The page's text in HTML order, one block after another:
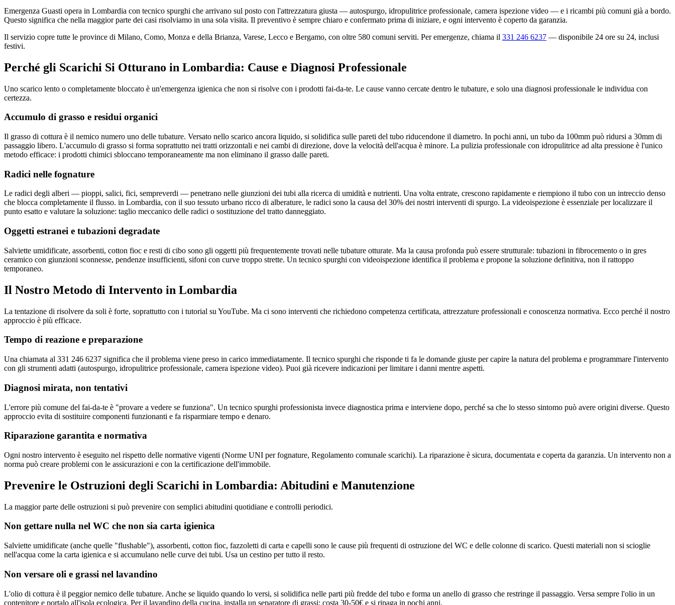
Emergenza Guasti opera in Lombardia con tecnico spurghi che arrivano sul posto con l'attrezzatura giusta — autospurgo, idropulitrice professionale, camera ispezione video — e i ricambi più comuni già a bordo.
Questo significa che nella maggior parte dei casi risolviamo in una sola visita. Il preventivo è sempre chiaro e confermato prima di iniziare, e ogni intervento è coperto da garanzia.
Il servizio copre tutte le province di Milano, Como, Monza e della Brianza, Varese, Lecco e Bergamo, con oltre 580 comuni serviti. Per emergenze, chiama il 331 246 6237 — disponibile 24 ore su 24, inclusi
festivi.
Perché gli Scarichi Si Otturano in Lombardia: Cause e Diagnosi Professionale
Uno scarico lento o completamente bloccato è un'emergenza igienica che non si risolve con i prodotti fai-da-te. Le cause vanno cercate dentro le tubature, e solo una diagnosi professionale le individua con
certezza.
Accumulo di grasso e residui organici
Il grasso di cottura è il nemico numero uno delle tubature. Versato nello scarico ancora liquido, si solidifica sulle pareti del tubo riducendone il diametro. In pochi anni, un tubo da 100mm può ridursi a 30mm di
passaggio libero. L'accumulo di grasso si forma soprattutto nei tratti orizzontali e nei cambi di direzione, dove la velocità dell'acqua è minore. La pulizia professionale con idropulitrice ad alta pressione è l'unico
metodo efficace: i prodotti chimici sbloccano temporaneamente ma non eliminano il grasso dalle pareti.
Radici nelle fognature
Le radici degli alberi — pioppi, salici, fici, sempreverdi — penetrano nelle giunzioni dei tubi alla ricerca di umidità e nutrienti. Una volta entrate, crescono rapidamente e riempiono il tubo con un intreccio denso
che blocca completamente il flusso. in Lombardia, con il suo tessuto urbano ricco di alberature, le radici sono la causa del 30% dei nostri interventi di spurgo. La videoispezione è essenziale per localizzare il
punto esatto e valutare la soluzione: taglio meccanico delle radici o sostituzione del tratto danneggiato.
Oggetti estranei e tubazioni degradate
Salviette umidificate, assorbenti, cotton fioc e resti di cibo sono gli oggetti più frequentemente trovati nelle tubature otturate. Ma la causa profonda può essere strutturale: tubazioni in fibrocemento o in gres
ceramico con giunzioni sconnesse, pendenze insufficienti, sifoni con curve troppo strette. Un tecnico spurghi con videoispezione identifica il problema e propone la soluzione definitiva, non il rattoppo
temporaneo.
Il Nostro Metodo di Intervento in Lombardia
La tentazione di risolvere da soli è forte, soprattutto con i tutorial su YouTube. Ma ci sono interventi che richiedono competenza certificata, attrezzature professionali e conoscenza normativa. Ecco perché il nostro
approccio è più efficace.
Tempo di reazione e preparazione
Una chiamata al 331 246 6237 significa che il problema viene preso in carico immediatamente. Il tecnico spurghi che risponde ti fa le domande giuste per capire la natura del problema e programmare l'intervento
con gli strumenti adatti (autospurgo, idropulitrice professionale, camera ispezione video). Puoi già ricevere indicazioni per limitare i danni mentre aspetti.
Diagnosi mirata, non tentativi
L'errore più comune del fai-da-te è "provare a vedere se funziona". Un tecnico spurghi professionista invece diagnostica prima e interviene dopo, perché sa che lo stesso sintomo può avere origini diverse. Questo
approccio evita di sostituire componenti funzionanti e fa risparmiare tempo e denaro.
Riparazione garantita e normativa
Ogni nostro intervento è eseguito nel rispetto delle normative vigenti (Norme UNI per fognature, Regolamento comunale scarichi). La riparazione è sicura, documentata e coperta da garanzia. Un intervento non a
norma può creare problemi con le assicurazioni e con la certificazione dell'immobile.
Prevenire le Ostruzioni degli Scarichi in Lombardia: Abitudini e Manutenzione
La maggior parte delle ostruzioni si può prevenire con semplici abitudini quotidiane e controlli periodici.
Non gettare nulla nel WC che non sia carta igienica
Salviette umidificate (anche quelle "flushable"), assorbenti, cotton fioc, fazzoletti di carta e capelli sono le cause più frequenti di ostruzione del WC e delle colonne di scarico. Questi materiali non si scioglie
nell'acqua come la carta igienica e si accumulano nelle curve dei tubi. Usa un cestino per tutto il resto.
Non versare oli e grassi nel lavandino
L'olio di cottura è il peggior nemico delle tubature. Anche se liquido quando lo versi, si solidifica nelle parti più fredde del tubo e forma un anello di grasso che restringe il passaggio. Versa sempre l'olio in un
contenitore e portalo all'isola ecologica. Per il lavandino della cucina, installa un separatore di grassi: costa 30-50€ e si ripaga in pochi anni.